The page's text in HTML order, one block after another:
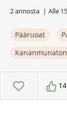
2 annosta Alle
Pääruoat
Kananmunaton
14